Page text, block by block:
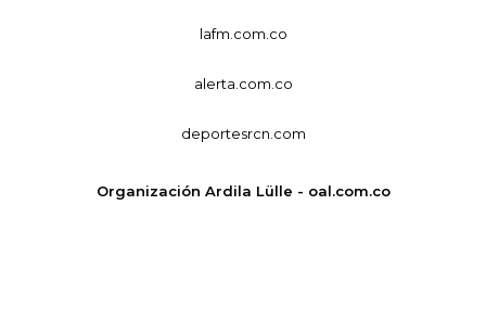
lafm.com.co
alerta.com.co
deportesrcn.com
Organización Ardila Lülle - oal.com.co